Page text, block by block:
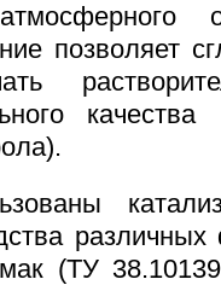
позволяет
(ТУ